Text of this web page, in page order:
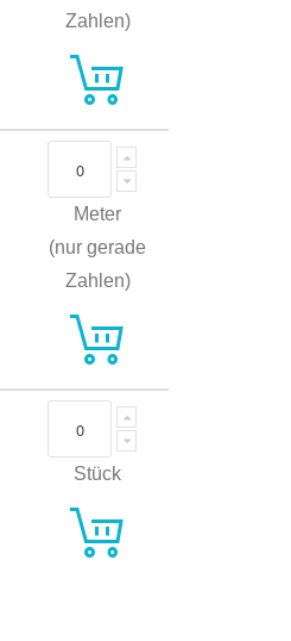
Zahlen)
Meter
(nur gerade
Zahlen)
Stück